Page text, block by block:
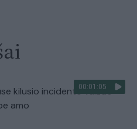
00:01:05
kilusio incidento vaizdo
amo